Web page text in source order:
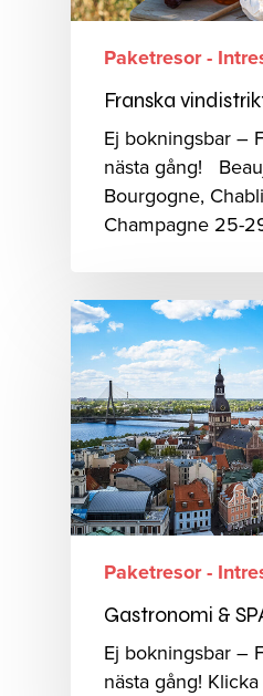
Paketresor -
Franska
Ej bokningsbar –
nästa gång!
Bourgogne,
Champagne 25-
Paketresor -
Gastronomi &
Ej bokningsbar –
nästa gång!